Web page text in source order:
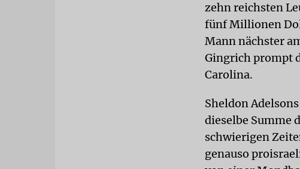
zehn reichsten
fünf Millionen
Mann nächster
Gingrich prompt
Carolina.
Sheldon
dieselbe Summe
schwierigen
genauso